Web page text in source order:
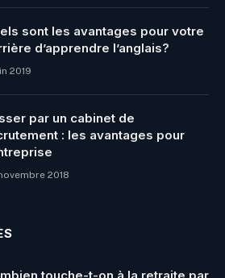
sont les avantages pour votre
d’apprendre l’anglais?
2019
par un cabinet de
: les avantages pour
2018